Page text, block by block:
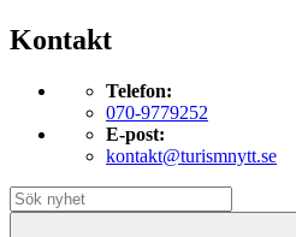
Kontakt
Telefon:
070-9779252
E-post:
kontakt@turismnytt.se